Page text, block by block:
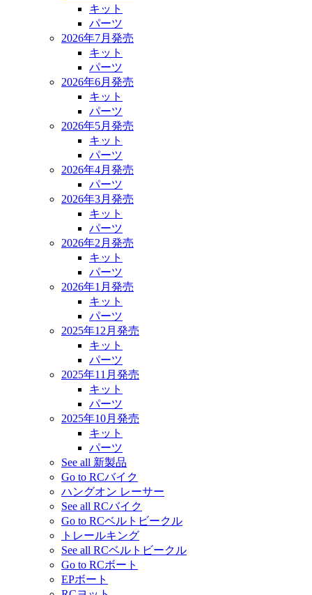
キット
パーツ
2026年7月発売
キット
パーツ
2026年6月発売
キット
パーツ
2026年5月発売
キット
パーツ
2026年4月発売
パーツ
2026年3月発売
キット
パーツ
2026年2月発売
キット
パーツ
2026年1月発売
キット
パーツ
2025年12月発売
キット
パーツ
2025年11月発売
キット
パーツ
2025年10月発売
キット
パーツ
See all 新製品
Go to RCバイク
ハングオン レーサー
See all RCバイク
Go to RCベルトビークル
トレールキング
See all RCベルトビークル
Go to RCボート
EPボート